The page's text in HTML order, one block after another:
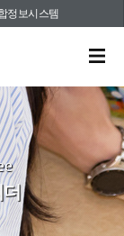
정보시스템
더